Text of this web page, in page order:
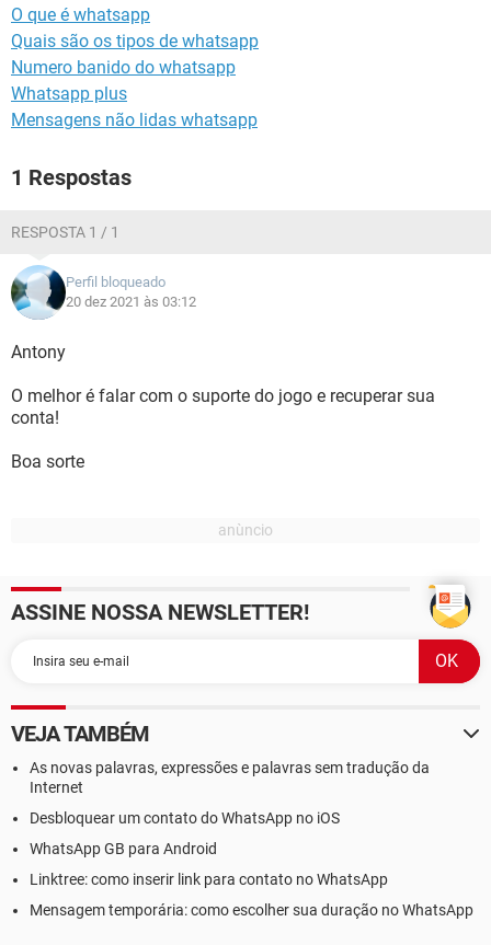
O que é whatsapp
Quais são os tipos de whatsapp
Numero banido do whatsapp
Whatsapp plus
Mensagens não lidas whatsapp
1 Respostas
RESPOSTA 1 / 1
Perfil bloqueado
20 dez 2021 às 03:12
Antony
O melhor é falar com o suporte do jogo e recuperar sua
conta!
Boa sorte
ASSINE NOSSA NEWSLETTER!
VEJA TAMBÉM
As novas palavras, expressões e palavras sem tradução da
Internet
Desbloquear um contato do WhatsApp no iOS
WhatsApp GB para Android
Linktree: como inserir link para contato no WhatsApp
Mensagem temporária: como escolher sua duração no WhatsApp